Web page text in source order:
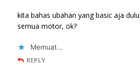
kita bahas ubahan yang basic aja
semua motor, ok?
Memuat...
REPLY